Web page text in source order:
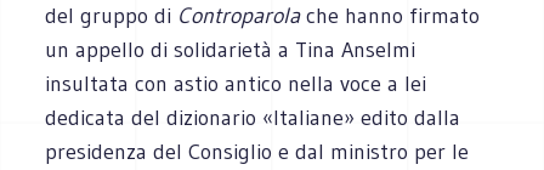
del gruppo di Controparolache hanno firmato
un appello di solidarietà a Tina Anselmi
insultata con astio antico nella voce a lei
dedicata del dizionario «Italiane» edito dalla
presidenza del Consiglio e dal ministro per le